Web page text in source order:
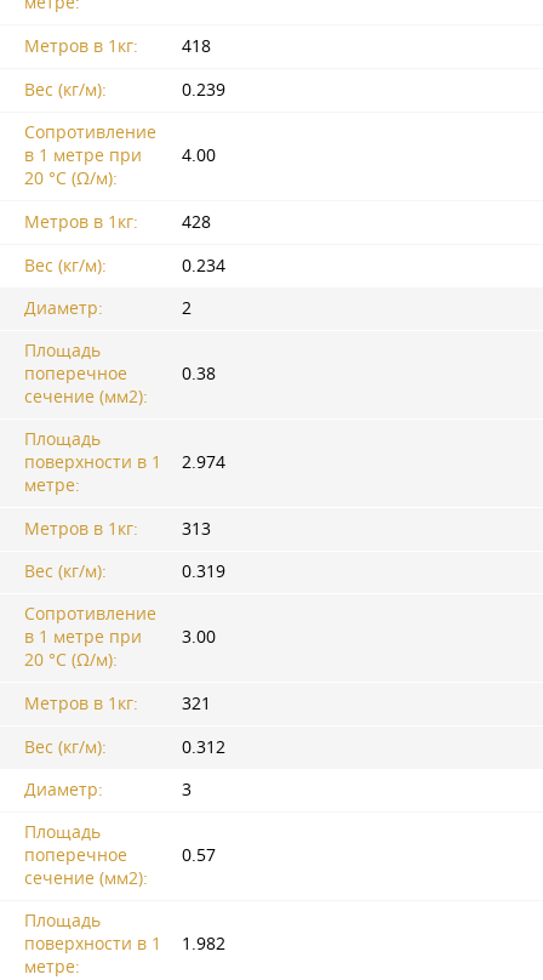
Метров в 1кг:
418
Вес (кг/м):
0.239
Сопротивление
в 1 метре при
20 °C (Ω/м):
4.00
Метров в 1кг:
428
Вес (кг/м):
0.234
Диаметр:
2
Площадь
поперечное
сечение (мм2):
0.38
Площадь
поверхности в 1
метре:
2.974
Метров в 1кг:
313
Вес (кг/м):
0.319
Сопротивление
в 1 метре при
20 °C (Ω/м):
3.00
Метров в 1кг:
321
Вес (кг/м):
0.312
Диаметр:
3
Площадь
поперечное
сечение (мм2):
0.57
Площадь
поверхности в 1
метре:
1.982